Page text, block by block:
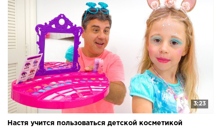
3:23
Настя учится пользоваться детской косметикой